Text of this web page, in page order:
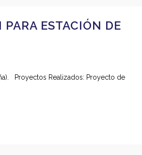
ESTACIÓN DE
Proyectos Realizados: Proyecto de